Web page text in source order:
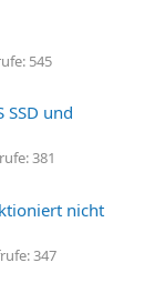
545
SSD und
381
nicht
347